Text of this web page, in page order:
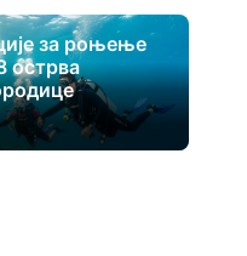
за роњење
острва